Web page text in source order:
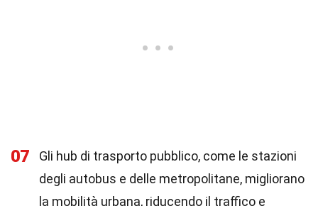
07
Gli hub di trasporto pubblico, come le stazioni
degli autobus e delle metropolitane, migliorano
la mobilità urbana, riducendo il traffico e